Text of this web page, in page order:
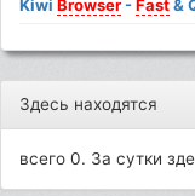
Kiwi Browser - Fast&
Здесь находятся
всего 0. За сутки